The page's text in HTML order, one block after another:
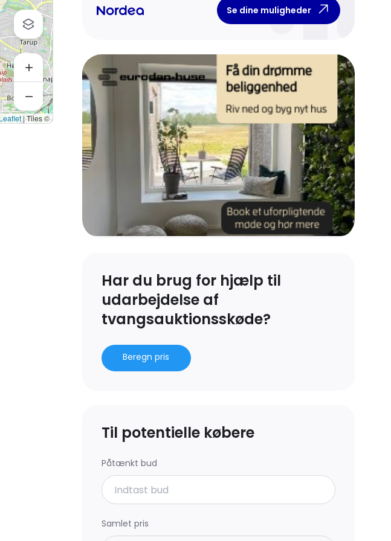
Se dine muligheder
Har du brug for hjælp til
udarbejdelse af
tvangsauktionsskøde?
Beregn pris
Til potentielle købere
Påtænkt bud
Samlet pris
| Tiles ©